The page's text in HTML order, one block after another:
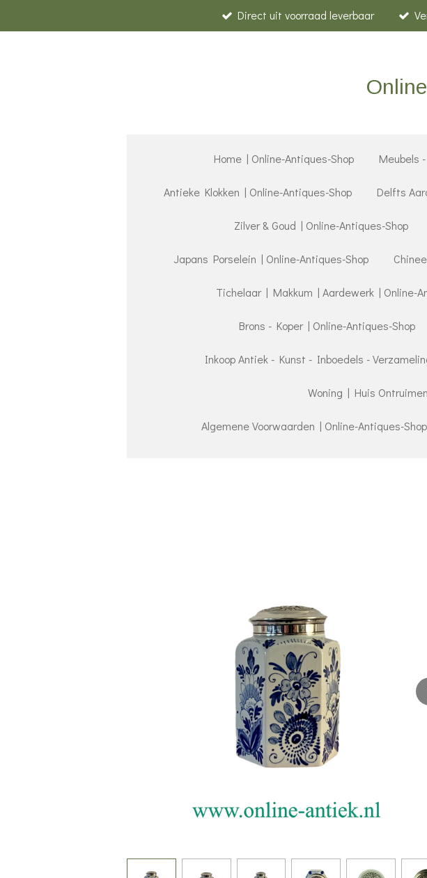
direct
Direct uit voorraad leverbaar
Home | Online-Antiques-Shop Meubels
Antieke Klokken | Online-Antiques-Shop Delfts
Zilver & Goud | Online-Antiques-Shop
Japans Porselein | Online-Antiques-Shop
Tichelaar | Makkum | Aardewerk | Online-
Brons - Koper | Online-Antiques-Shop
Inkoop Antiek - Kunst - Inboedels -
Woning | Huis
Algemene Voorwaarden | Online-Antiques-